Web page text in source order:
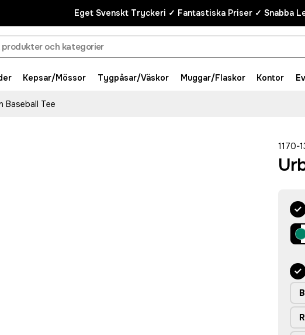
Eget Svenskt Tryckeri ✓ Fantastiska Priser ✓ Snabba
Kepsar/Mössor Tygpåsar/Väskor Muggar/Flaskor Kontor
Baseball Tee
1170-